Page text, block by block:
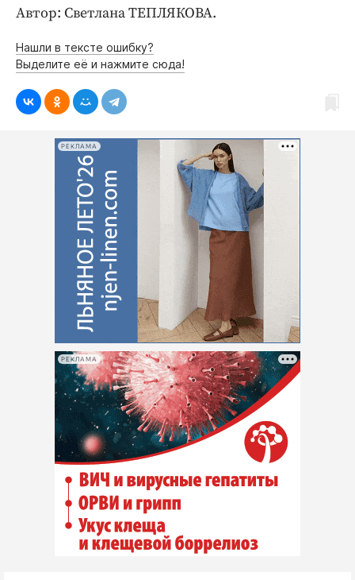
Автор: Светлана ТЕПЛЯКОВА.
Нашли в тексте ошибку?
Выделите её и нажмите сюда!
РЕКЛАМА
РЕКЛАМА